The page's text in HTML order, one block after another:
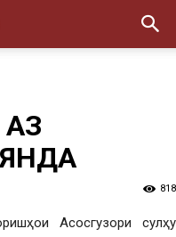
АЗ
818
Асосгузори сулҳу